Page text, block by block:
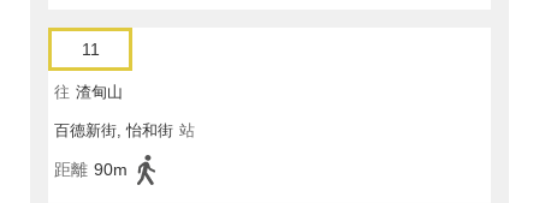
11
往 渣甸山
百德新街, 怡和街 站
距離 90m